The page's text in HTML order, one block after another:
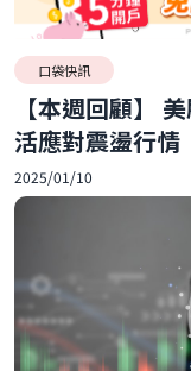
口袋快訊
【本週回顧】
活應對震盪行情
2025/01/10